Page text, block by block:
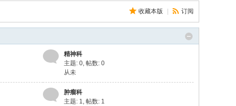
收藏本版 订阅
精神科
主题: 0, 帖数: 0
从未
肿瘤科
主题: 1, 帖数: 1